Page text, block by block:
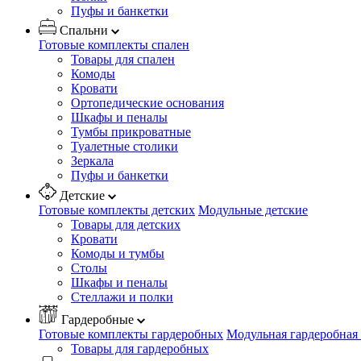
Пуфы и банкетки
Спальни
Готовые комплекты спален
Товары для спален
Комоды
Кровати
Ортопедические основания
Шкафы и пеналы
Тумбы прикроватные
Туалетные столики
Зеркала
Пуфы и банкетки
Детские
Готовые комплекты детских Модульные детские
Товары для детских
Кровати
Комоды и тумбы
Столы
Шкафы и пеналы
Стеллажи и полки
Гардеробные
Готовые комплекты гардеробных Модульная
Товары для гардеробных